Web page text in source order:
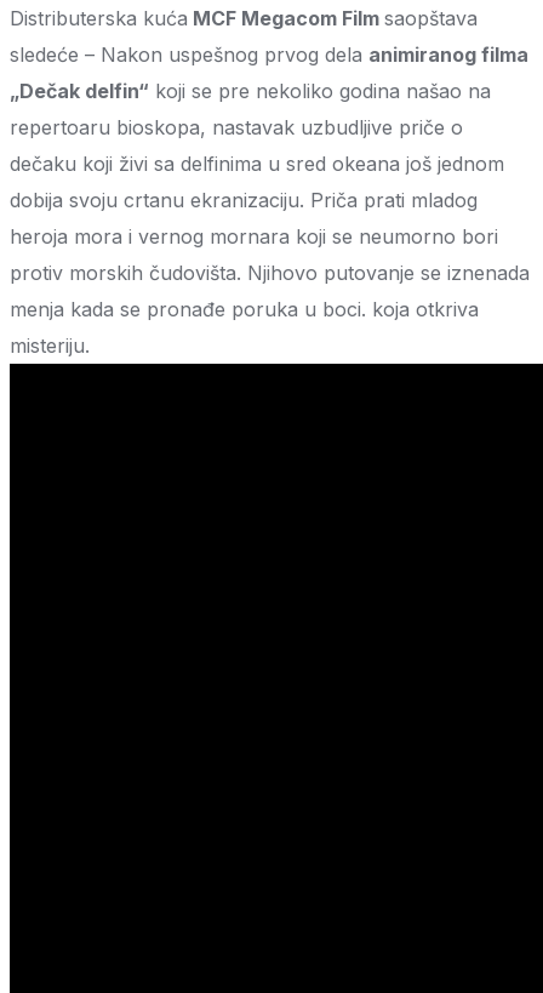
Distributerska kuća MCF Megacom Film saopštava
sledeće – Nakon uspešnog prvog dela animiranog filma
„Dečak delfin“ koji se pre nekoliko godina našao na
repertoaru bioskopa, nastavak uzbudljive priče o
dečaku koji živi sa delfinima u sred okeana još jednom
dobija svoju crtanu ekranizaciju. Priča prati mladog
heroja mora i vernog mornara koji se neumorno bori
protiv morskih čudovišta. Njihovo putovanje se iznenada
menja kada se pronađe poruka u boci. koja otkriva
misteriju.